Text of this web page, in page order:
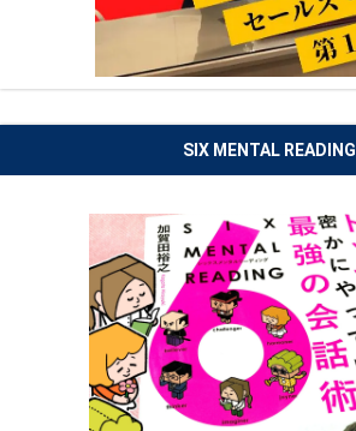
SIX MENTAL READING